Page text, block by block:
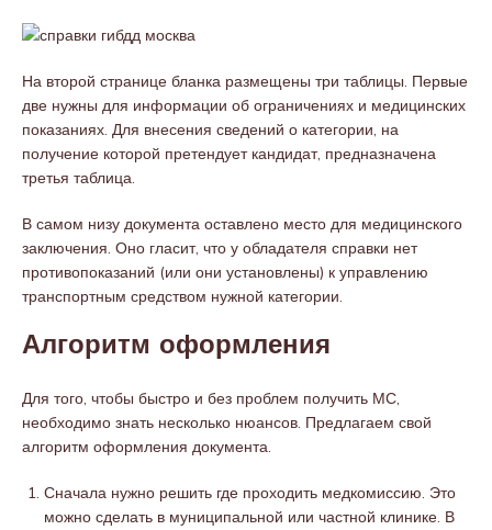
На второй странице бланка размещены три таблицы. Первые
две нужны для информации об ограничениях и медицинских
показаниях. Для внесения сведений о категории, на
получение которой претендует кандидат, предназначена
третья таблица.
В самом низу документа оставлено место для медицинского
заключения. Оно гласит, что у обладателя справки нет
противопоказаний (или они установлены) к управлению
транспортным средством нужной категории.
Алгоритм оформления
Для того, чтобы быстро и без проблем получить МС,
необходимо знать несколько нюансов. Предлагаем свой
алгоритм оформления документа.
Сначала нужно решить где проходить медкомиссию. Это
можно сделать в муниципальной или частной клинике. В